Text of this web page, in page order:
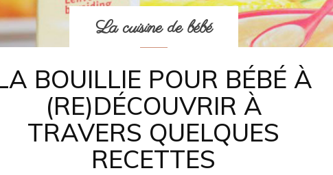
La cuisine de bébé
BOUILLIE POUR BÉBÉ À
(RE)DÉCOUVRIR À
TRAVERS QUELQUES
RECETTES